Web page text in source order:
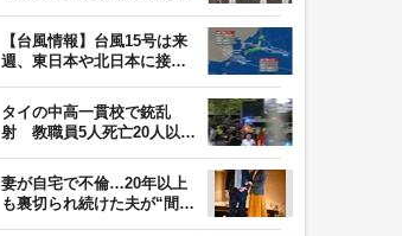
【台風情報】台風15号は来
週、東日本や北日本に接近
タイの中高一貫校で銃乱
射 教職員5人死亡20人以上
妻が自宅で不倫…20年以上
も裏切られ続けた夫が“間